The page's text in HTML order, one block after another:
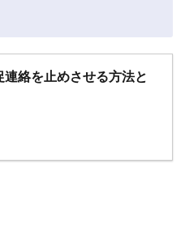
連絡を止めさせる方法と